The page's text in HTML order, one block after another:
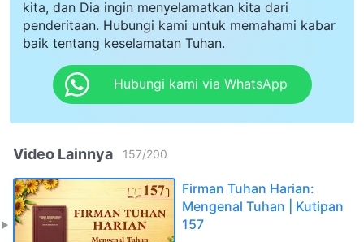
kita, dan Dia ingin menyelamatkan kita dari
penderitaan. Hubungi kami untuk memahami kabar
baik tentang keselamatan Tuhan.
Hubungi kami via WhatsApp
Video Lainnya 157/200
Firman Tuhan Harian:
Mengenal Tuhan | Kutipan
157